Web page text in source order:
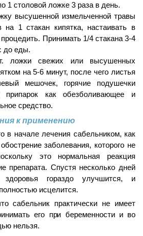
1 столовой ложке 3 раза в день.
высушенной измельченной травы
на 1 стакан кипятка, настаивать в
Принимать 1/4 стакана 3-4
до еды.
ложки свежих или высушенных
на 5-6 минут, после чего листья
мешочек, горячие подушечки
припарок как обезболивающее и
средство.
к применению
в начале лечения сабельником, как
заболевания, которого не
это нормальная реакция
препарата. Спустя несколько дней
здоровья гораздо улучшится, и
исцелится.
сабельник практически не имеет
его при беременности и во
нельзя.